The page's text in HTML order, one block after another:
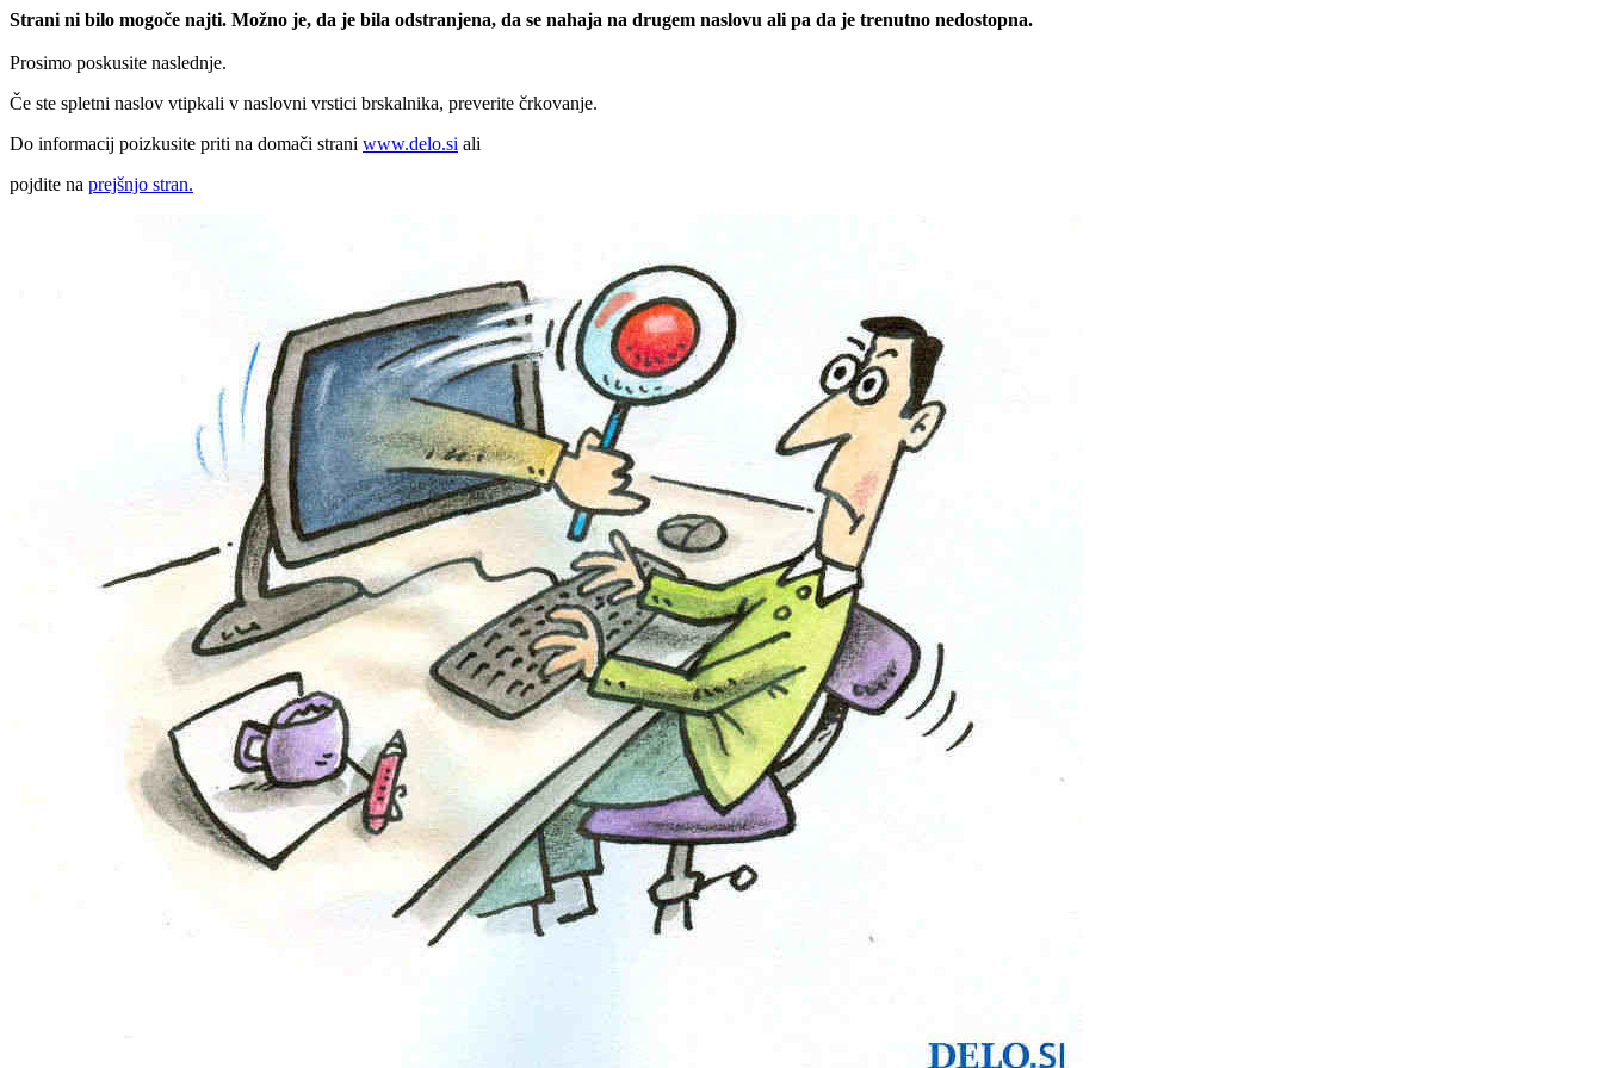
Strani ni bilo mogoče najti. Možno je, da je bila odstranjena, da se nahaja na drugem naslovu ali pa da je trenutno nedostopna.
Prosimo poskusite naslednje.
Če ste spletni naslov vtipkali v naslovni vrstici brskalnika, preverite črkovanje.
Do informacij poizkusite priti na domači strani www.delo.si ali
pojdite na prejšnjo stran.